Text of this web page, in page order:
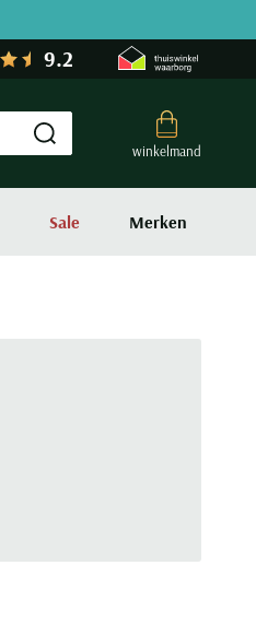
9.2
winkelmand
Submit search
Sale Merken